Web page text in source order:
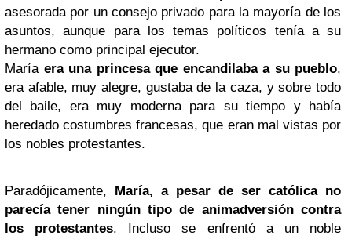
asesorada por un consejo privado para la mayoría de los
asuntos, aunque para los temas políticos tenía a su
hermano como principal ejecutor.
María era una princesa que encandilaba a su pueblo,
era afable, muy alegre, gustaba de la caza, y sobre todo
del baile, era muy moderna para su tiempo y había
heredado costumbres francesas, que eran mal vistas por
los nobles protestantes.
Paradójicamente, María, a pesar de ser católica no
parecía tener ningún tipo de animadversión contra
los protestantes. Incluso se enfrentó a un noble